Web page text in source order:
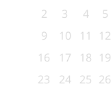
2
3 4 5
9
10 11 12
16
17 18 19
23
24 25 26